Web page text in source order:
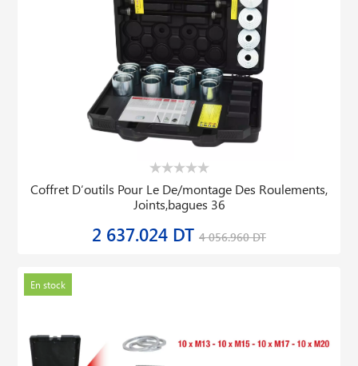
Coffret D′outils Pour Le De/montage Des Roulements,
Joints,bagues 36
2 637.024 DT 4 056.960 DT
En stock